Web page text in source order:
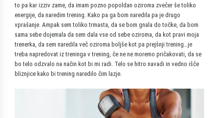
to pa kar izziv zame, da imam pozno popoldan oziroma zvečer še toliko
energije, da naredim trening. Kako pa ga bom naredila pa je drugo
vprašanje. Ampak sem toliko trmasta, da se bom gnala do točke, da bom
sama sebe dojemala da sem dala vse od sebe oziroma, da kot pravi moja
trenerka, da sem naredila več oziroma boljše kot pa prejšnji trening…je
treba napredovat iz treninga v trening, če ne ne moremo pričakovati, da se
bo telo odzvalo na način kot bi mi radi. Telo se hitro navadi in vedno išče
bliznjice kako bi trening naredilo čim lazje.